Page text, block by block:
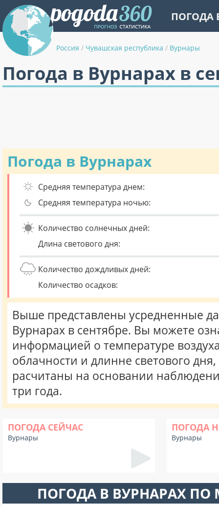
ПОГОДА
Россия / Чувашская республика / Вурнары
Погода в Вурнарах в
Погода в Вурнарах
Средняя температура днем:
Средняя температура ночью:
Количество солнечных дней:
Длина светового дня:
Количество дождливых дней:
Количество осадков:
Выше представлены усредненные
Вурнарах в сентябре. Вы можете
информацией о температуре
облачности и длинне светового
расчитаны на основании
три года.
ПОГОДА СЕЙЧАС
Вурнары
ПОГОДА
Вурнары
ПОГОДА В ВУРНАРАХ